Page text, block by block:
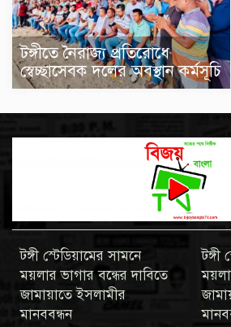
টঙ্গীতে নৈরাজ্য প্রতিরোধে
স্বেচ্ছাসেবক দলের অবস্থান কর্মসূচি
টঙ্গী স্টেডিয়ামের সামনে
ময়লার ভাগার বন্ধের দাবিতে
জামায়াতে ইসলামীর
মানববন্ধন
টঙ্গী